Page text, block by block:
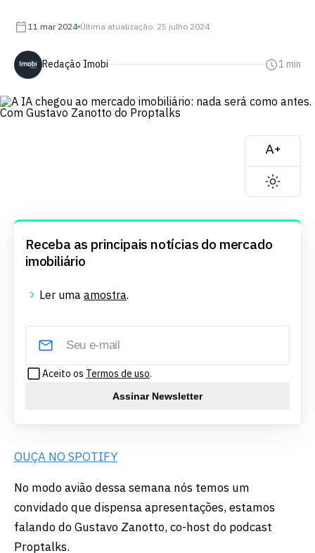
11 mar 2024 Última atualização: 25 julho 2024
Redação Imobi 1 min
Receba as principais notícias do mercado
imobiliário
Ler uma amostra.
Aceito os Termos de uso.
Assinar Newsletter
OUÇA NO SPOTIFY
No modo avião dessa semana nós temos um
convidado que dispensa apresentações, estamos
falando do Gustavo Zanotto, co-host do podcast
Proptalks.